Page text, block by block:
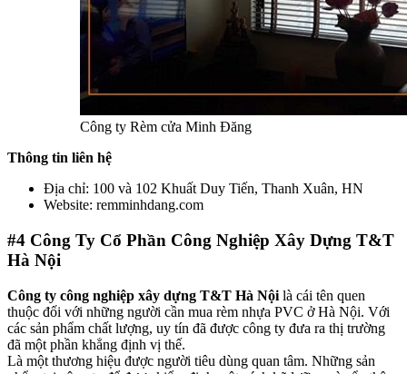
Công ty Rèm cửa Minh Đăng
Thông tin liên hệ
Địa chỉ: 100 và 102 Khuất Duy Tiến, Thanh Xuân, HN
Website: remminhdang.com
#4 Công Ty Cổ Phần Công Nghiệp Xây Dựng T&T
Hà Nội
Công ty công nghiệp xây dựng T&T Hà Nội là cái tên quen
thuộc đối với những người cần mua rèm nhựa PVC ở Hà Nội. Với
các sản phẩm chất lượng, uy tín đã được công ty đưa ra thị trường
đã một phần khẳng định vị thế.
Là một thương hiệu được người tiêu dùng quan tâm. Những sản